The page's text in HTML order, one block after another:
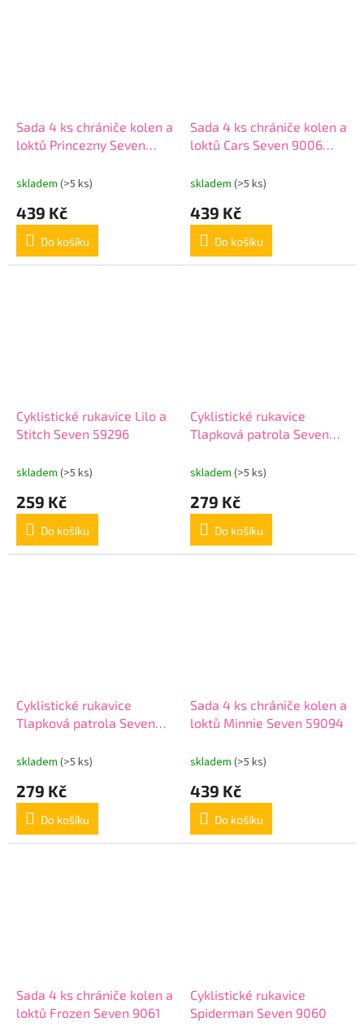
Sada 4 ks chrániče kolen a
loktů Princezny Seven
skladem (>5 ks)
439 Kč
Do košíku
Sada 4 ks chrániče kolen a
loktů Cars Seven 9006
skladem (>5 ks)
439 Kč
Do košíku
Cyklistické rukavice Lilo a
Stitch Seven 59296
skladem (>5 ks)
259 Kč
Do košíku
Cyklistické rukavice
Tlapková patrola Seven
skladem (>5 ks)
279 Kč
Do košíku
Cyklistické rukavice
Tlapková patrola Seven
skladem (>5 ks)
279 Kč
Do košíku
Sada 4 ks chrániče kolen a
loktů Minnie Seven 59094
skladem (>5 ks)
439 Kč
Do košíku
Sada 4 ks chrániče kolen a
loktů Frozen Seven 9061
Cyklistické rukavice
Spiderman Seven 9060